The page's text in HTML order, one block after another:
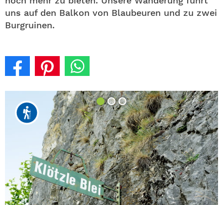
uns auf den Balkon von Blaubeuren und zu zwei
Burgruinen.